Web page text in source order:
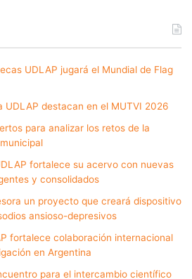
UDLAP jugará el Mundial de Flag
UDLAP destacan en el MUTVI 2026
para analizar los retos de la
fortalece su acervo con nuevas
y consolidados
un proyecto que creará dispositivo
ansioso-depresivos
fortalece colaboración internacional
en Argentina
para el intercambio científico